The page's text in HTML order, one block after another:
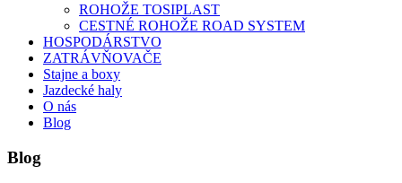
ROHOŽE TOSIPLAST
CESTNÉ ROHOŽE ROAD SYSTEM
HOSPODÁRSTVO
ZATRÁVŇOVAČE
Stajne a boxy
Jazdecké haly
O nás
Blog
Blog